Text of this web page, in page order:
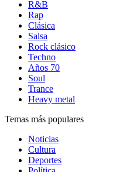
R&B
Rap
Clásica
Salsa
Rock clásico
Techno
Años 70
Soul
Trance
Heavy metal
Temas más populares
Noticias
Cultura
Deportes